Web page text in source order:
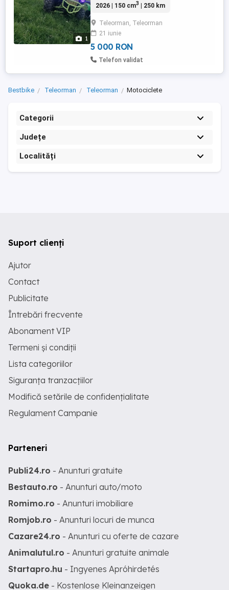
1
2026 | 150 cm3 | 250 km
Teleorman, Teleorman
21 iunie
5 000 RON
Telefon validat
Bestbike Teleorman Teleorman Motociclete
Categorii
Județe
Localități
Suport clienți
Ajutor
Contact
Publicitate
Întrebări frecvente
Abonament VIP
Termeni și condiții
Lista categoriilor
Siguranța tranzacțiilor
Modifică setările de confidențialitate
Regulament Campanie
Parteneri
Publi24.ro - Anunturi gratuite
Bestauto.ro - Anunturi auto/moto
Romimo.ro - Anunturi imobiliare
Romjob.ro - Anunturi locuri de munca
Cazare24.ro - Anunturi cu oferte de cazare
Animalutul.ro - Anunturi gratuite animale
Startapro.hu - Ingyenes Apróhirdetés
Quoka.de - Kostenlose Kleinanzeigen